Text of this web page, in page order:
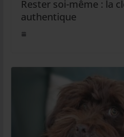
Rester soi-même : la
authentique